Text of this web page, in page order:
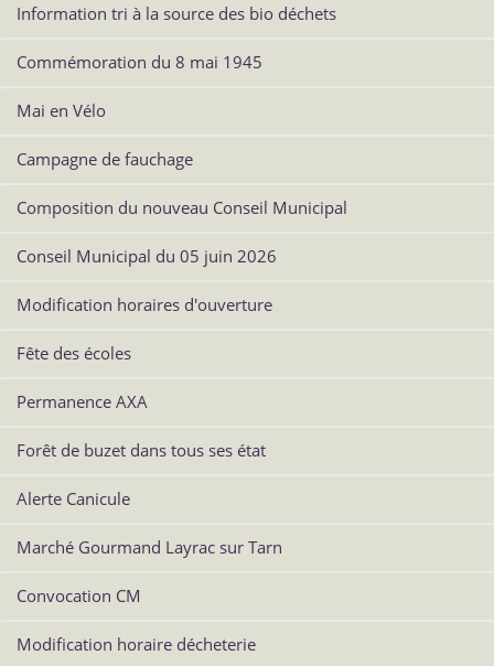
Information tri à la source des bio déchets
Commémoration du 8 mai 1945
Mai en Vélo
Campagne de fauchage
Composition du nouveau Conseil Municipal
Conseil Municipal du 05 juin 2026
Modification horaires d'ouverture
Fête des écoles
Permanence AXA
Forêt de buzet dans tous ses état
Alerte Canicule
Marché Gourmand Layrac sur Tarn
Convocation CM
Modification horaire décheterie